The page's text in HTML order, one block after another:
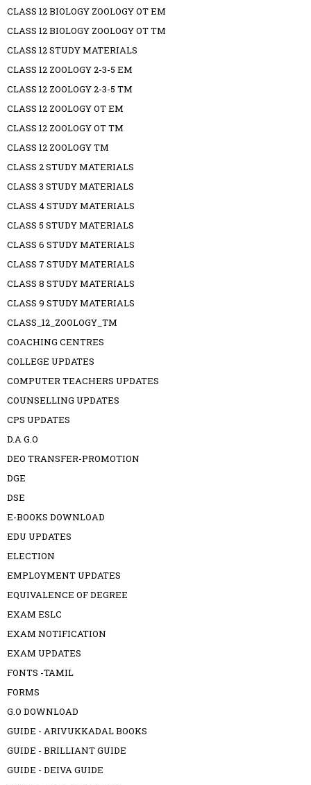
CLASS 12 BIOLOGY ZOOLOGY OT EM
CLASS 12 BIOLOGY ZOOLOGY OT TM
CLASS 12 STUDY MATERIALS
CLASS 12 ZOOLOGY 2-3-5 EM
CLASS 12 ZOOLOGY 2-3-5 TM
CLASS 12 ZOOLOGY OT EM
CLASS 12 ZOOLOGY OT TM
CLASS 12 ZOOLOGY TM
CLASS 2 STUDY MATERIALS
CLASS 3 STUDY MATERIALS
CLASS 4 STUDY MATERIALS
CLASS 5 STUDY MATERIALS
CLASS 6 STUDY MATERIALS
CLASS 7 STUDY MATERIALS
CLASS 8 STUDY MATERIALS
CLASS 9 STUDY MATERIALS
CLASS_12_ZOOLOGY_TM
COACHING CENTRES
COLLEGE UPDATES
COMPUTER TEACHERS UPDATES
COUNSELLING UPDATES
CPS UPDATES
D.A G.O
DEO TRANSFER-PROMOTION
DGE
DSE
E-BOOKS DOWNLOAD
EDU UPDATES
ELECTION
EMPLOYMENT UPDATES
EQUIVALENCE OF DEGREE
EXAM ESLC
EXAM NOTIFICATION
EXAM UPDATES
FONTS -TAMIL
FORMS
G.O DOWNLOAD
GUIDE - ARIVUKKADAL BOOKS
GUIDE - BRILLIANT GUIDE
GUIDE - DEIVA GUIDE